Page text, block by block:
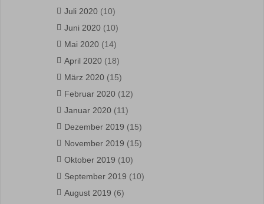
Juli 2020 (10)
Juni 2020 (10)
Mai 2020 (14)
April 2020 (18)
März 2020 (15)
Februar 2020 (12)
Januar 2020 (11)
Dezember 2019 (15)
November 2019 (15)
Oktober 2019 (10)
September 2019 (10)
August 2019 (6)